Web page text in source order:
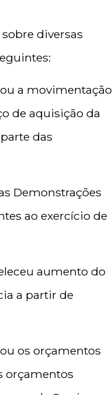
diversas
a movimentação
de aquisição da
das
Demonstrações
ao exercício de
aumento do
a partir de
os orçamentos
orçamentos